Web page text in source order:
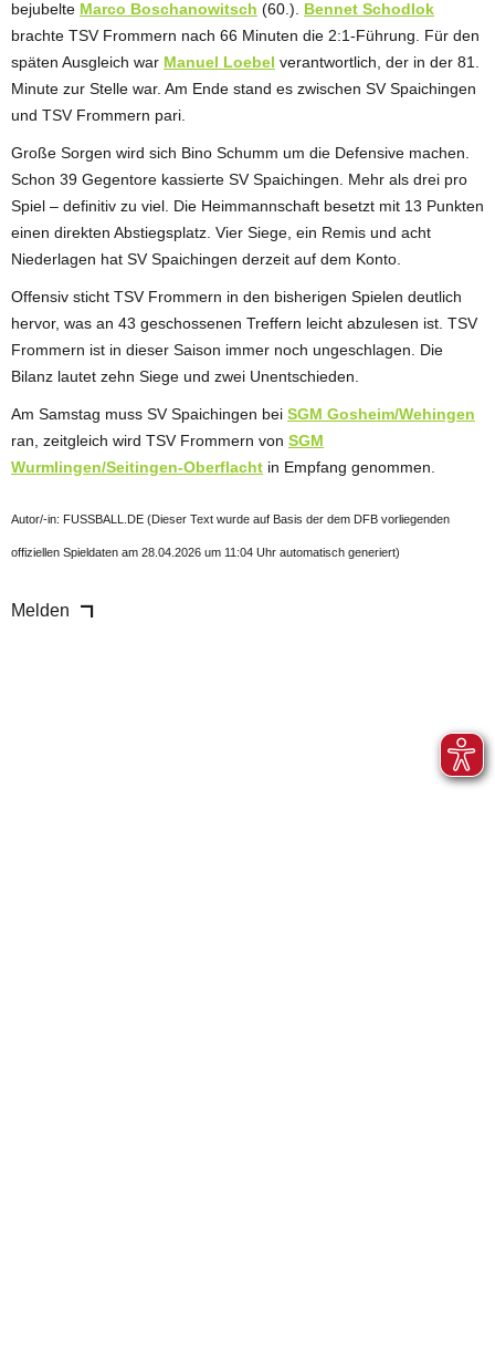
bejubelte Marco Boschanowitsch (60.). Bennet Schodlok
brachte TSV Frommern nach 66 Minuten die 2:1-Führung. Für den
späten Ausgleich war Manuel Loebel verantwortlich, der in der 81.
Minute zur Stelle war. Am Ende stand es zwischen SV Spaichingen
und TSV Frommern pari.
Große Sorgen wird sich Bino Schumm um die Defensive machen.
Schon 39 Gegentore kassierte SV Spaichingen. Mehr als drei pro
Spiel – definitiv zu viel. Die Heimmannschaft besetzt mit 13 Punkten
einen direkten Abstiegsplatz. Vier Siege, ein Remis und acht
Niederlagen hat SV Spaichingen derzeit auf dem Konto.
Offensiv sticht TSV Frommern in den bisherigen Spielen deutlich
hervor, was an 43 geschossenen Treffern leicht abzulesen ist. TSV
Frommern ist in dieser Saison immer noch ungeschlagen. Die
Bilanz lautet zehn Siege und zwei Unentschieden.
Am Samstag muss SV Spaichingen bei SGM Gosheim/Wehingen
ran, zeitgleich wird TSV Frommern von SGM
Wurmlingen/Seitingen-Oberflacht in Empfang genommen.
Autor/-in: FUSSBALL.DE (Dieser Text wurde auf Basis der dem DFB vorliegenden
offiziellen Spieldaten am 28.04.2026 um 11:04 Uhr automatisch generiert)
Melden